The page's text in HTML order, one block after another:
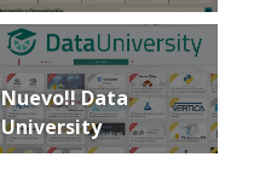
Nuevo!! Data
University